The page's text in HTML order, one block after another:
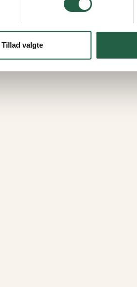
Tillad valgte